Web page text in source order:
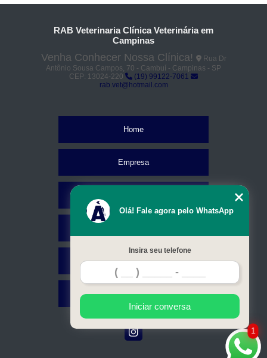
RAB Veterinaria Clínica Veterinária em
Campinas
Venha Conhecer Nossa Clínica!
Rua Dr
Antônio Sousa Campos, 70 - Cambuí - Campinas - SP
CEP: 13024-220
(19) 99122-7061
rab.vet@hotmail.com
Home
Empresa
Contato
Mapa do site
1
Olá! Fale agora pelo WhatsApp
Insira seu telefone
Iniciar conversa